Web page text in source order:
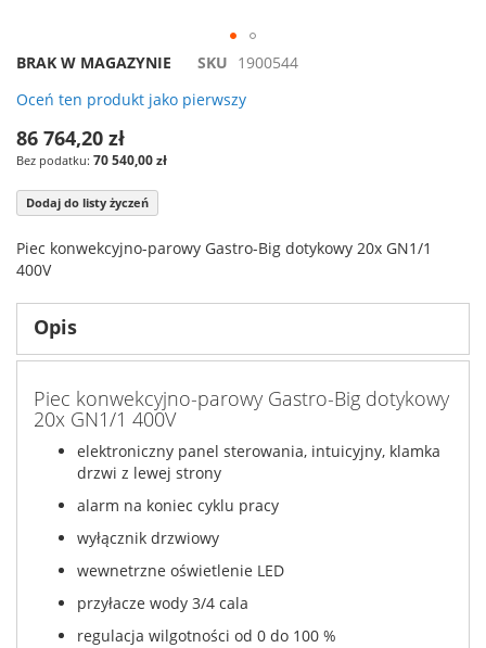
BRAK W MAGAZYNIE SKU 1900544
Oceń ten produkt jako pierwszy
86 764,20 zł
70 540,00 zł
Dodaj do listy życzeń
Piec konwekcyjno-parowy Gastro-Big dotykowy 20x GN1/1
400V
Opis
Piec konwekcyjno-parowy Gastro-Big dotykowy
20x GN1/1 400V
elektroniczny panel sterowania, intuicyjny, klamka
drzwi z lewej strony
alarm na koniec cyklu pracy
wyłącznik drzwiowy
wewnetrzne oświetlenie LED
przyłacze wody 3/4 cala
regulacja wilgotności od 0 do 100 %